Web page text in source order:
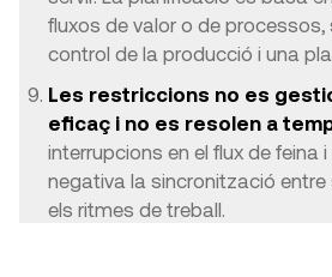
fluxos de valor o de
control de la producció i una
Les restriccions no es
eficaç i no es resolen a
interrupcions en el flux de feina
negativa la sincronització
els ritmes de treball.